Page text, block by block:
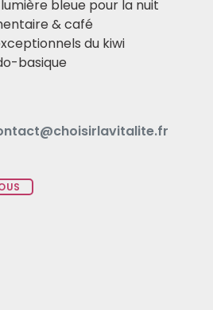
bleue pour la nuit
& café
du kiwi
basique